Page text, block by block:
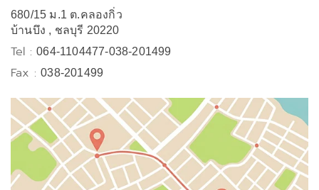
680/15 ม.1 ต.คลองกิ่ว
บ้านบึง , ชลบุรี 20220
Tel :064-1104477-038-201499
Fax :038-201499